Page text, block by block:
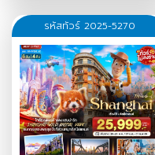
รหัสทัวร์ 2025-5270